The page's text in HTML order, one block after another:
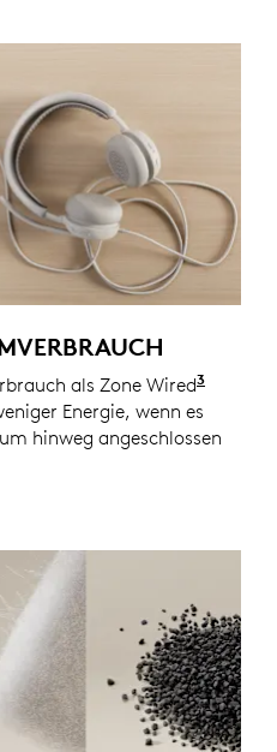
als Zone Wired3
Energie, wenn es
hinweg angeschlossen